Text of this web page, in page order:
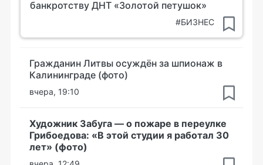
банкротству ДНТ «Золотой петушок»
#БИЗНЕС
Гражданин Литвы осуждён за шпионаж в
Калининграде (фото)
вчера, 19:10
Художник Забуга — о пожаре в переулке
Грибоедова: «В этой студии я работал 30
лет» (фото)